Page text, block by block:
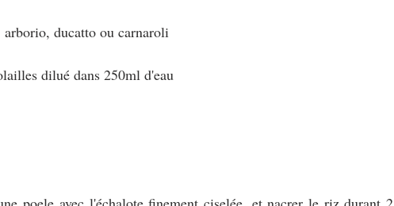
ducatto ou carnaroli
dilué dans 250ml d'eau